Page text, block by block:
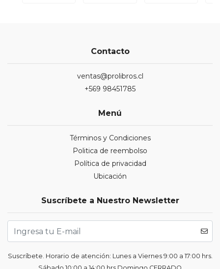
Contacto
ventas@prolibros.cl
+569 98451785
Menú
Términos y Condiciones
Politica de reembolso
Política de privacidad
Ubicación
Suscríbete a Nuestro Newsletter
Suscríbete. Horario de atención: Lunes a Viernes 9:00 a 17:00 hrs.